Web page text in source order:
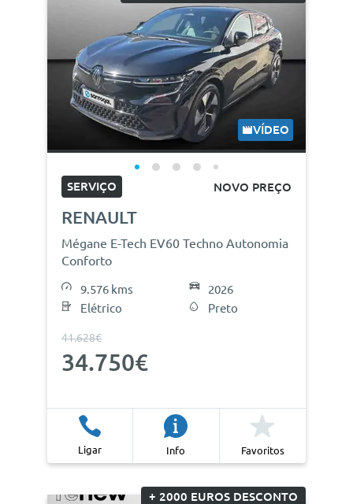
VÍDEO
SERVIÇO NOVO PREÇO
RENAULT
Mégane E-Tech EV60 Techno Autonomia
Conforto
9.576 kms
Elétrico
2026
Preto
41.628€
34.750€
Ligar Info Favoritos
+ 2000 EUROS DESCONTO